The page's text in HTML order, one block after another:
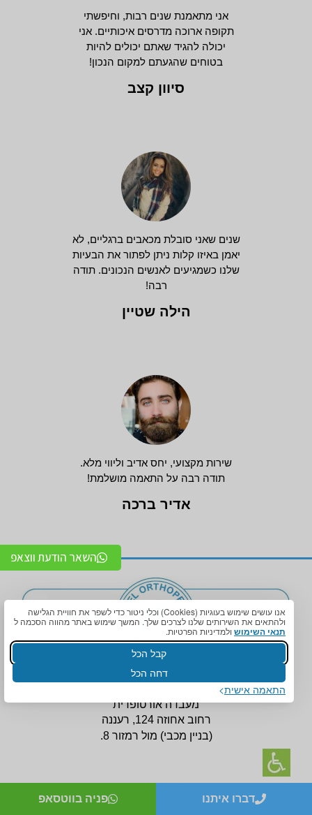
אנו עושים שימוש בעוגיות (Cookies) וכלי ניטור כדי לשפר את חוויית הגלישה
ולהתאים את השירותים שלנו לצרכים שלך. המשך שימוש באתר מהווה הסכמה ל
תנאי השימוש ולמדיניות הפרטיות.
קבל הכל
דחה הכל
התאמה אישית
אני מתאמנת שנים רבות, וחיפשתי
תקופה ארוכה מדרסים איכותיים. אני
יכולה להגיד שאתם יכולים להיות
בטוחים שהגעתם למקום הנכון!
סיוון קצב
שנים שאני סובלת מכאבים ברגליים, לא
יאמן באיזו קלות ניתן לפתור את הבעיות
שלנו כשמגיעים לאנשים הנכונים. תודה
רבה!
הילה שטיין
שירות מקצועי, יחס אדיב וליווי מלא.
תודה רבה על התאמה מושלמת!
אדיר ברכה
צור קשר
מעבדה אורטופדית
רחוב אחוזה 124, רעננה
(בניין מכבי) מול רמזור 8.
יש חניה תת קרקעית.
השאר הודעת ווצאפ
דברו איתנו פניה בווטסאפ